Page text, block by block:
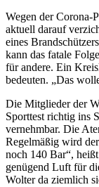
Wegen der Corona-
aktuell darauf
eines
kann das fatale
für andere. Ein
bedeuten. „Das
Die Mitglieder der
Sporttest richtig ins
vernehmbar. Die
Regelmäßig wird
noch 140 Bar“,
genügend Luft für
Wolter da ziemlich